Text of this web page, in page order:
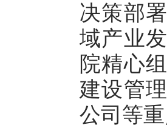
决策部
域产业
院精心
建设管
公司等